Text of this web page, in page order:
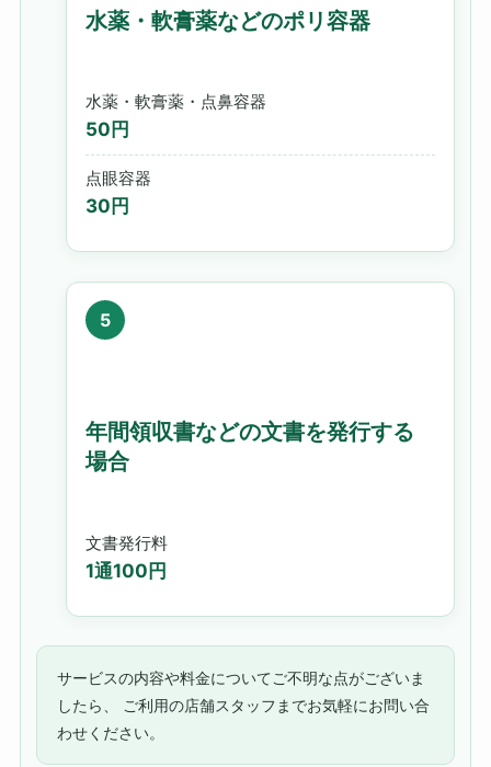
水薬・軟膏薬などのポリ容器
水薬・軟膏薬・点鼻容器
50円
点眼容器
30円
年間領収書などの文書を発行する
場合
文書発行料
1通100円
サービスの内容や料金についてご不明な点がございま
したら、 ご利用の店舗スタッフまでお気軽にお問い合
わせください。